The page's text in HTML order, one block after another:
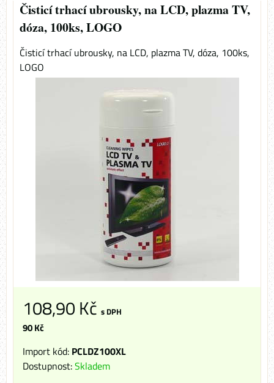
Čisticí trhací ubrousky, na LCD, plazma TV,
dóza, 100ks, LOGO
Čisticí trhací ubrousky, na LCD, plazma TV, dóza, 100ks,
LOGO
108,90 Kč s DPH
90 Kč
Import kód: PCLDZ100XL
Dostupnost:Skladem